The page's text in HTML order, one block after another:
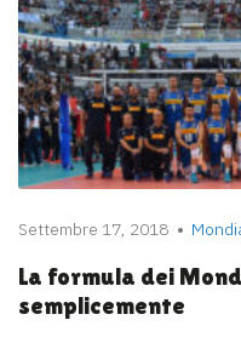
Settembre 17, 2018
La formula dei
semplicemente